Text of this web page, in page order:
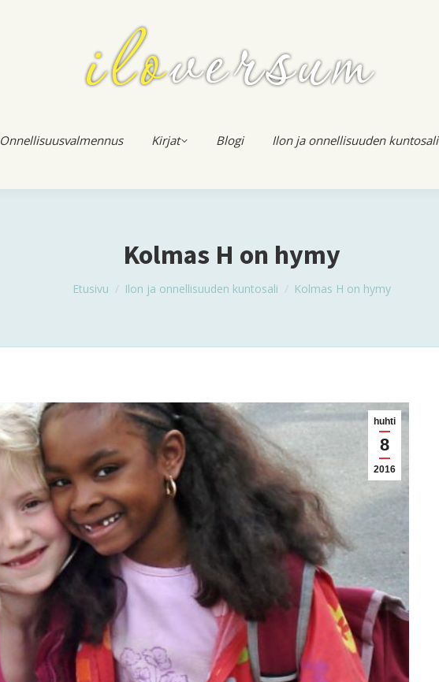
Onnellisuusvalmennus Kirjat Blogi Ilon ja onnellisuuden kuntosali
Kolmas H on hymy
You are here:
Etusivu Ilon ja onnellisuuden kuntosali Kolmas H on hymy
huhti
8
2016